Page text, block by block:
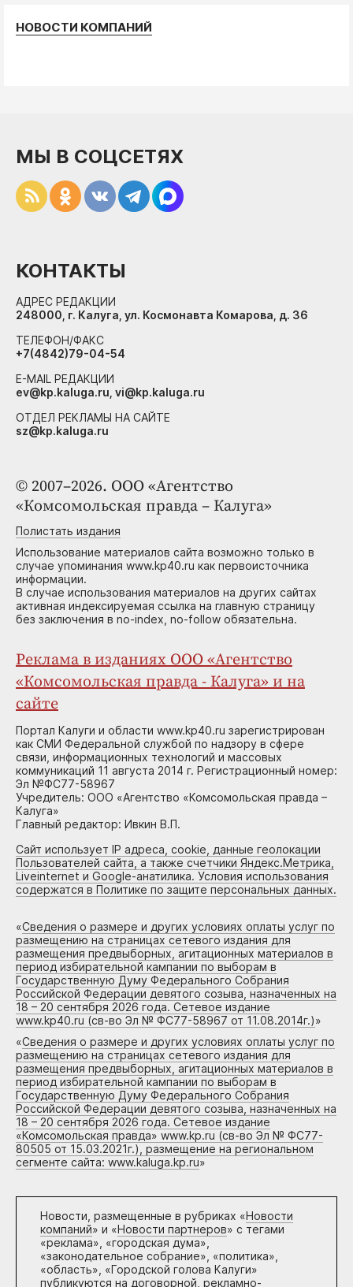
НОВОСТИ КОМПАНИЙ
© 2007–2026. ООО «Агентство
«Комсомольская правда – Калуга»
Полистать издания
Использование материалов сайта возможно только в
случае упоминания www.kp40.ru как первоисточника
информации.
В случае использования материалов на других сайтах
активная индексируемая ссылка на главную страницу
без заключения в no-index, no-follow обязательна.
Реклама в изданиях ООО «Агентство
«Комсомольская правда - Калуга» и на
сайте
Портал Калуги и области www.kp40.ru зарегистрирован
как СМИ Федеральной службой по надзору в сфере
связи, информационных технологий и массовых
коммуникаций 11 августа 2014 г. Регистрационный номер:
Эл №ФС77-58967
Учредитель: ООО «Агентство «Комсомольская правда –
Калуга»
Главный редактор: Ивкин В.П.
Сайт использует IP адреса, cookie, данные геолокации
Пользователей сайта, а также счетчики Яндекс.Метрика,
Liveinternet и Google-анатилика. Условия использования
содержатся в Политике по защите персональных данных.
«Сведения о размере и других условиях оплаты услуг по
размещению на страницах сетевого издания для
размещения предвыборных, агитационных материалов в
период избирательной кампании по выборам в
Государственную Думу Федерального Собрания
Российской Федерации девятого созыва, назначенных на
18 – 20 сентября 2026 года. Сетевое издание
www.kp40.ru (св-во Эл № ФС77-58967 от 11.08.2014г.)»
«Сведения о размере и других условиях оплаты услуг по
размещению на страницах сетевого издания для
размещения предвыборных, агитационных материалов в
период избирательной кампании по выборам в
Государственную Думу Федерального Собрания
Российской Федерации девятого созыва, назначенных на
18 – 20 сентября 2026 года. Сетевое издание
«Комсомольская правда» www.kp.ru (св-во Эл № ФС77-
80505 от 15.03.2021г.), размещение на региональном
сегменте сайта: www.kaluga.kp.ru»
Новости, размещенные в рубриках «Новости
компаний» и «Новости партнеров» с тегами
«реклама», «городская дума»,
«законодательное собрание», «политика»,
«область», «Городской голова Калуги»
публикуются на договорной, рекламно-
МЫ В СОЦСЕТЯХ
КОНТАКТЫ
АДРЕС РЕДАКЦИИ
248000, г. Калуга, ул. Космонавта Комарова, д. 36
ТЕЛЕФОН/ФАКС
+7(4842)79-04-54
E-MAIL РЕДАКЦИИ
ev@kp.kaluga.ru, vi@kp.kaluga.ru
ОТДЕЛ РЕКЛАМЫ НА САЙТЕ
sz@kp.kaluga.ru